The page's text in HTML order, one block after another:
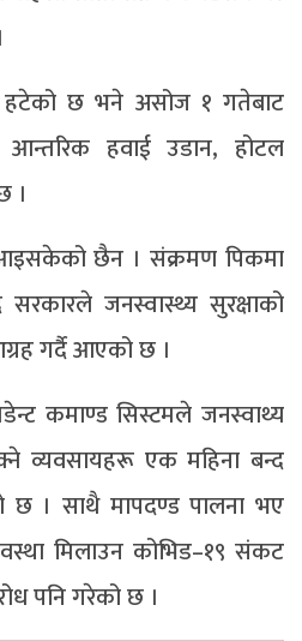
हटेको छ भने असोज १ गतेबाट
आन्तरिक हवाई उडान, होटल
।
छैन । संक्रमण पिकमा
जनस्वास्थ्य सुरक्षाको
गर्दै आएको छ ।
कमाण्ड सिस्टमले जनस्वाथ्य
व्यवसायहरू एक महिना बन्द
छ । साथै मापदण्ड पालना भए
मिलाउन कोभिड–१९ संकट
पनि गरेको छ ।